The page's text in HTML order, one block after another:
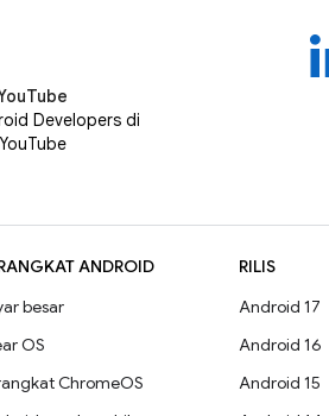
Developers di
YouTube
ANDROID
besar
OS
ChromeOS
RILIS
Android 17
Android 16
Android 15